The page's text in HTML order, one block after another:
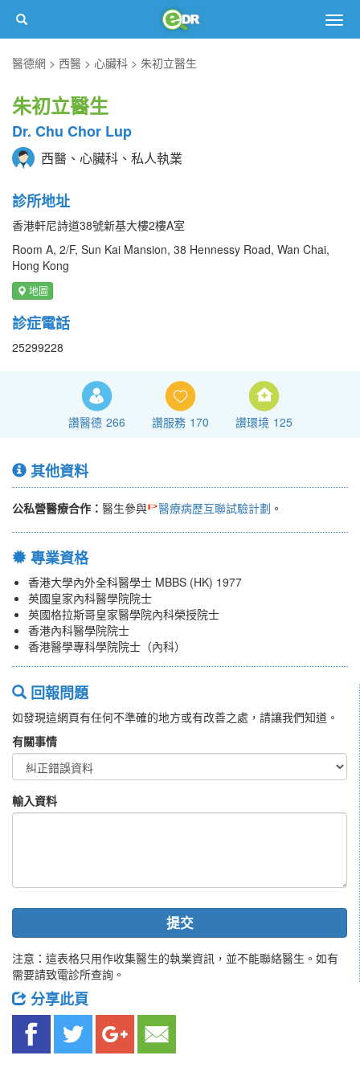
醫德網
西醫 心臟科 朱初立醫生
朱初立醫生
Dr. Chu Chor Lup
西醫、心臟科、私人執業
診所地址
香港軒尼詩道38號新基大樓2樓A室
Room A, 2/F, Sun Kai Mansion, 38 Hennessy Road, Wan Chai,
Hong Kong
地圖
診症電話
25299228
讚醫德 266 讚服務 170 讚環境 125
其他資料
公私營醫療合作： 醫生參與 醫療病歷互聯試驗計劃 。
專業資格
香港大學內外全科醫學士 MBBS (HK) 1977
英國皇家內科醫學院院士
英國格拉斯哥皇家醫學院內科榮授院士
香港內科醫學院院士
香港醫學專科學院院士（內科）
回報問題
如發現這網頁有任何不準確的地方或有改善之處，請讓我們知道。
有關事情
輸入資料
提交
注意：這表格只用作收集醫生的執業資訊，並不能聯絡醫生。如有
需要請致電診所查詢。
分享此頁